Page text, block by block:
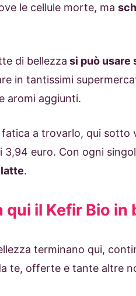
le cellule morte, ma
di bellezza si può usare
in tantissimi
aromi aggiunti.
a trovarlo, qui sotto
euro. Con ogni
.
qui il Kefir Bio in
terminano qui,
te, offerte e tante altre